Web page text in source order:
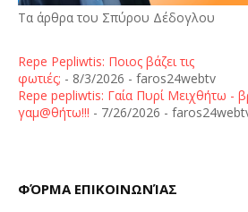
Τα άρθρα του Σπύρου Δέδογλου
Repe Pepliwtis: Ποιος βάζει τις
φωτιές; - 8/3/2026 - faros24webtv
Repe pepliwtis: Γαία Πυρί Μειχθήτω -
γαμ@θήτω!!! - 7/26/2026 -
ΦΌΡΜΑ ΕΠΙΚΟΙΝΩΝΊΑΣ